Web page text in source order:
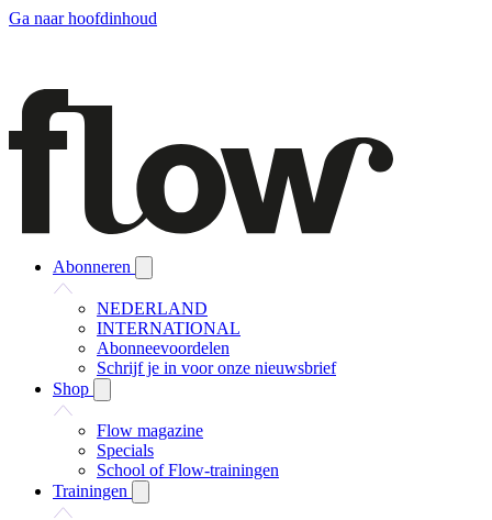
Ga naar hoofdinhoud
Abonneren
NEDERLAND
INTERNATIONAL
Abonneevoordelen
Schrijf je in voor onze nieuwsbrief
Shop
Flow magazine
Specials
School of Flow-trainingen
Trainingen